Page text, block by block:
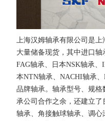
上海汉姆轴承有限公司是
大量储备现货，其中进口轴
FAG轴承、日本NSK轴承
本NTN轴承、NACHI轴承
品牌轴承。轴承型号、规
承公司合作之余，还建立
轴承、角接触球轴承、调